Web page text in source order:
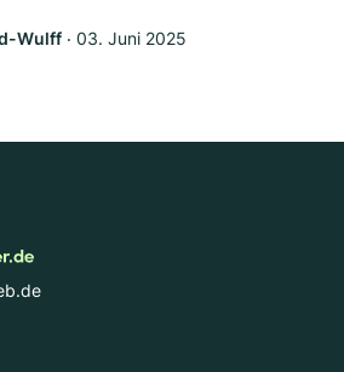
Wulff ‧ 03. Juni 2025